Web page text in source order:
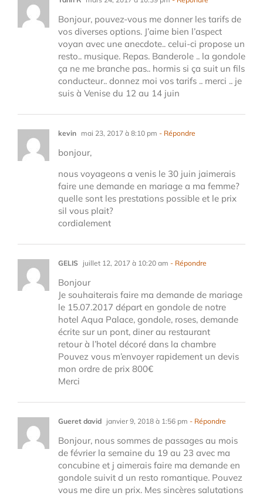
Bonjour, pouvez-vous me donner les tarifs de
vos diverses options. J’aime bien l’aspect
voyan avec une anecdote.. celui-ci propose un
resto.. musique. Repas. Banderole .. la gondole
ça ne me branche pas.. hormis si ça suit un fils
conducteur.. donnez moi vos tarifs .. merci .. je
suis à Venise du 12 au 14 juin
kevin mai 23, 2017 à 8:10 pm - Répondre
bonjour,
nous voyageons a venis le 30 juin jaimerais
faire une demande en mariage a ma femme?
quelle sont les prestations possible et le prix
sil vous plait?
cordialement
GELIS juillet 12, 2017 à 10:20 am - Répondre
Bonjour
Je souhaiterais faire ma demande de mariage
le 15.07.2017 départ en gondole de notre
hotel Aqua Palace, gondole, roses, demande
écrite sur un pont, diner au restaurant
retour à l’hotel décoré dans la chambre
Pouvez vous m’envoyer rapidement un devis
mon ordre de prix 800€
Merci
Gueret david janvier 9, 2018 à 1:56 pm - Répondre
Bonjour, nous sommes de passages au mois
de février la semaine du 19 au 23 avec ma
concubine et j aimerais faire ma demande en
gondole suivit d un resto romantique. Pouvez
vous me dire un prix. Mes sincères salutations